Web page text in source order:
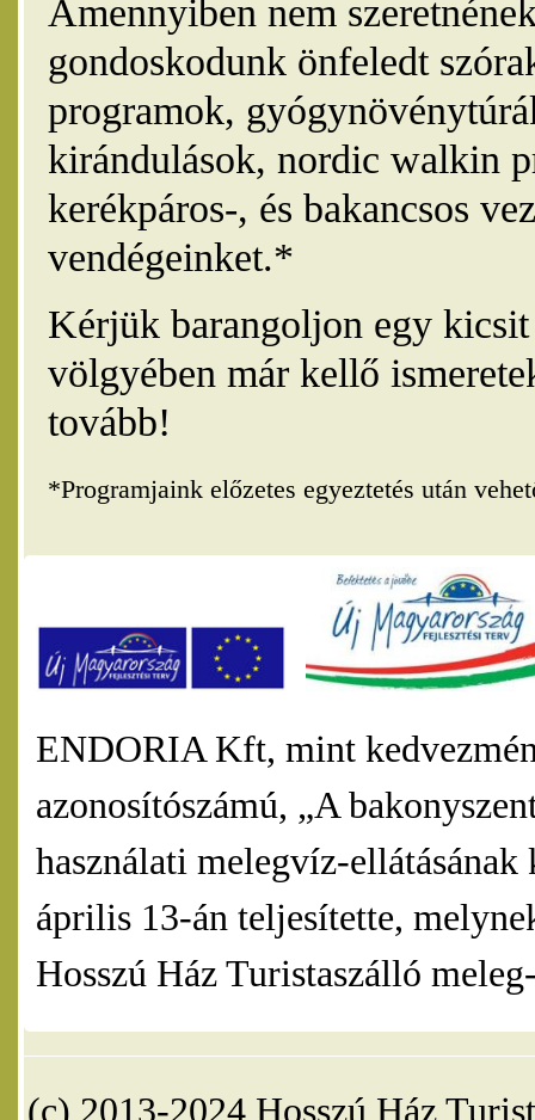
Amennyiben nem
gondoskodunk önfeledt
programok,
kirándulások, nordic walkin
kerékpáros-, és bakancsos
vendégeinket.*
Kérjük barangoljon egy
völgyében már kellő
tovább!
*Programjaink előzetes egyeztetés után
ENDORIA Kft, mint
azonosítószámú, „A
használati melegvíz-
április 13-án teljesítette,
Hosszú Ház Turistaszálló
(c) 2013-2024 Hosszú Ház